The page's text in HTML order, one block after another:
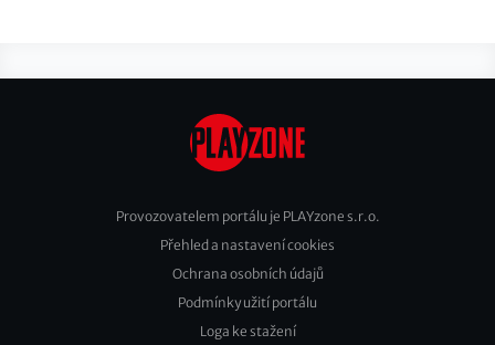
Footer
Provozovatelem portálu je PLAYzone s.r.o.
Přehled a nastavení cookies
Ochrana osobních údajů
Podmínky užití portálu
Loga ke stažení